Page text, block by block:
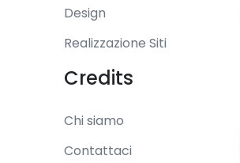
Design
Realizzazione Siti
Credits
Chi siamo
Contattaci